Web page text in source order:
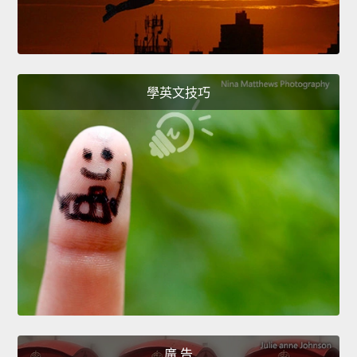
學英文技巧